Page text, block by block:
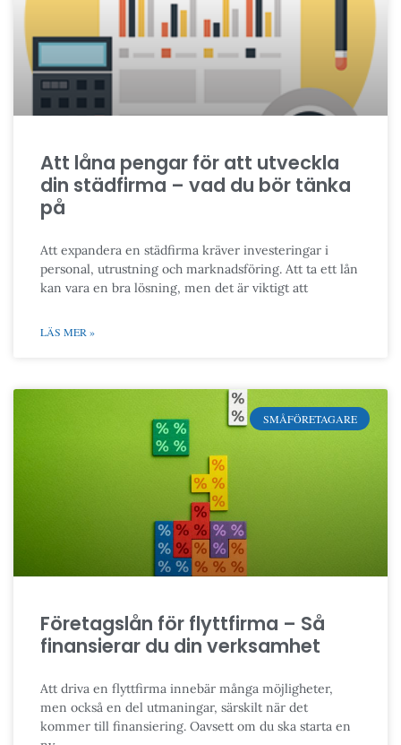
Att låna pengar för att utveckla
din städfirma – vad du bör tänka
på
Att expandera en städfirma kräver investeringar i
personal, utrustning och marknadsföring. Att ta ett lån
kan vara en bra lösning, men det är viktigt att
LÄS MER »
SMÅFÖRETAGARE
Företagslån för flyttfirma – Så
finansierar du din verksamhet
Att driva en flyttfirma innebär många möjligheter,
men också en del utmaningar, särskilt när det
kommer till finansiering. Oavsett om du ska starta en